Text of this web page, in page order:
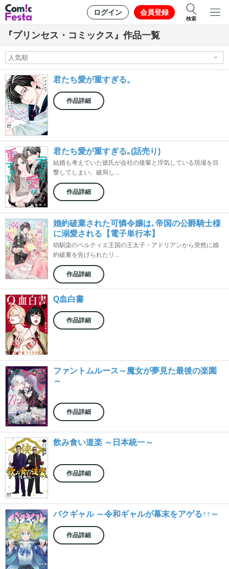
ログイン 会員登録
検索
『プリンセス・コミックス』作品一覧
君たち愛が重すぎる。
作品詳細
君たち愛が重すぎる｡(話売り)
結婚も考えていた彼氏が会社の後輩と浮気している現場を目
撃してしまい、破局し...
作品詳細
婚約破棄された可憐令嬢は､帝国の公爵騎士様
に溺愛される【電子単行本】
幼馴染のペルティエ王国の王太子・アドリアンから突然に婚
約破棄を告げられたリ...
作品詳細
Q血白書
作品詳細
ファントムルース～魔女が夢見た最後の楽園
～
作品詳細
飲み食い道楽 ～日本統一～
作品詳細
バクギャル ～令和ギャルが幕末をアゲる↑↑～
作品詳細